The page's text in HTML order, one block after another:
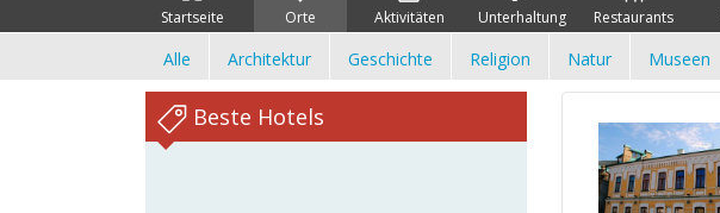
Startseite Orte Aktivitäten Unterhaltung Restaurants
Alle Architektur Geschichte Religion Natur Museen
Beste Hotels